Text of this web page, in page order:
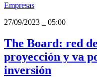
Empresas
27/09/2023
05:00
The Board: red
proyección y va
inversión